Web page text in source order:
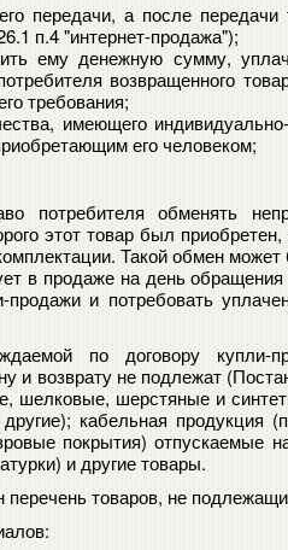
передачи, а после
п.4 "интернет-продажа");
ему денежную сумму,
возвращенного
требования;
имеющего
его человеком;
обменять
этот товар был
Такой обмен
в продаже на день
продажи и потребовать
по договору купли-
и возврату не подлежат
шелковые, шерстяные и
кабельная продукция
покрытия) отпускаемые
и другие товары.
товаров, не